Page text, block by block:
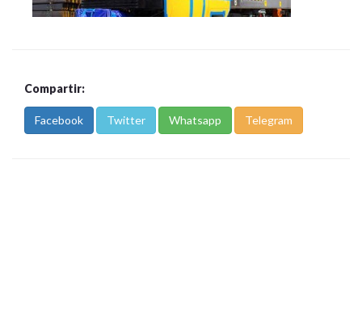
Compartir:
Facebook Twitter Whatsapp Telegram